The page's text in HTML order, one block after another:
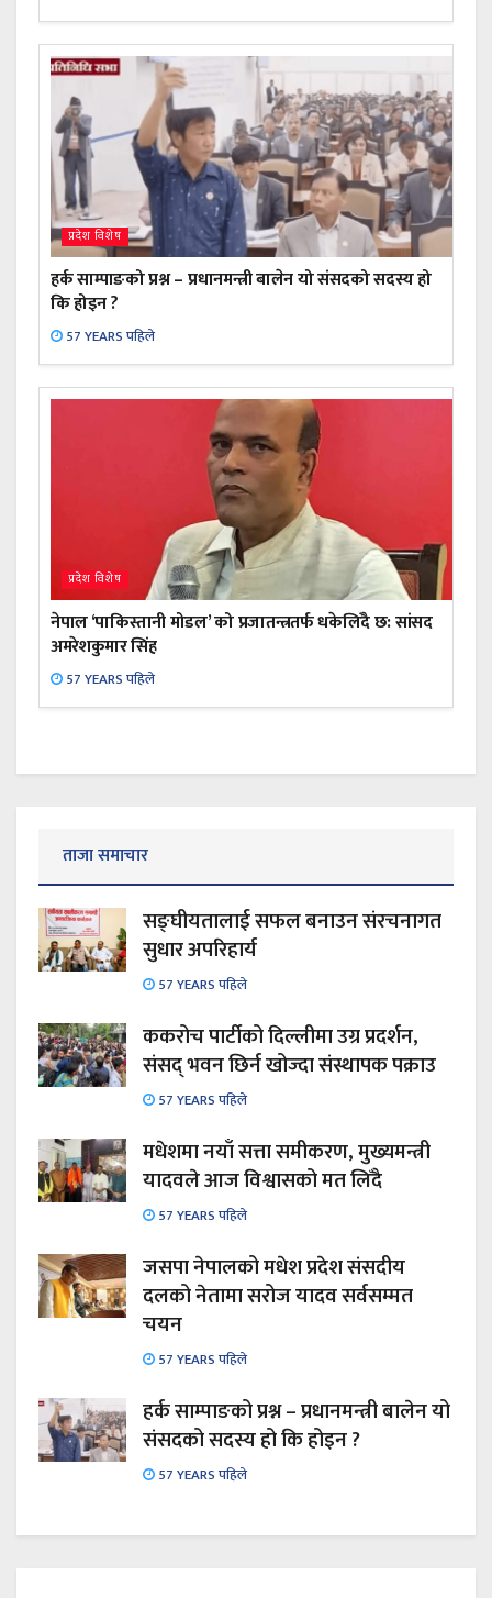
प्रदेश विशेष
हर्क साम्पाङको प्रश्न – प्रधानमन्त्री बालेन यो संसदको सदस्य हो
कि होइन ?
57 YEARS पहिले
प्रदेश विशेष
नेपाल ‘पाकिस्तानी मोडल’ को प्रजातन्त्रतर्फ धकेलिँदै छ: सांसद
अमरेशकुमार सिंह
57 YEARS पहिले
ताजा समाचार
सङ्घीयतालाई सफल बनाउन संरचनागत
सुधार अपरिहार्य
57 YEARS पहिले
ककरोच पार्टीको दिल्लीमा उग्र प्रदर्शन,
संसद् भवन छिर्न खोज्दा संस्थापक पक्राउ
57 YEARS पहिले
मधेशमा नयाँ सत्ता समीकरण, मुख्यमन्त्री
यादवले आज विश्वासको मत लिँदै
57 YEARS पहिले
जसपा नेपालको मधेश प्रदेश संसदीय
दलको नेतामा सरोज यादव सर्वसम्मत
चयन
57 YEARS पहिले
हर्क साम्पाङको प्रश्न – प्रधानमन्त्री बालेन यो
संसदको सदस्य हो कि होइन ?
57 YEARS पहिले